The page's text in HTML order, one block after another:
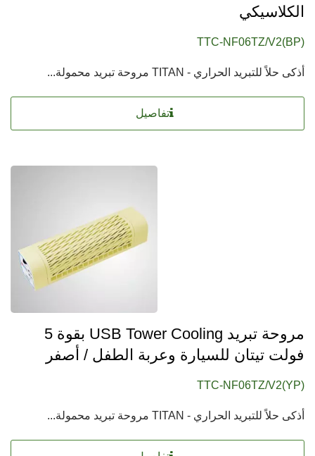
الكلاسيكي
TTC-NF06TZ/V2(BP)
أذكى حلاً للتبريد الحراري - TITAN مروحة تبريد محمولة...
تفاصيل
مروحة تبريد USB Tower Cooling بقوة 5
فولت تيتان للسيارة وعربة الطفل / أصفر
TTC-NF06TZ/V2(YP)
أذكى حلاً للتبريد الحراري - TITAN مروحة تبريد محمولة...